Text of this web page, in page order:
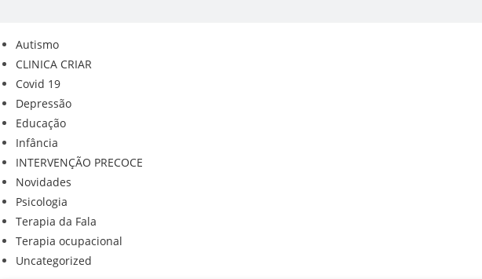
Autismo
CLINICA CRIAR
Covid 19
Depressão
Educação
Infância
INTERVENÇÃO PRECOCE
Novidades
Psicologia
Terapia da Fala
Terapia ocupacional
Uncategorized